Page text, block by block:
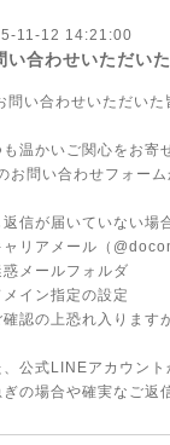
11-12 14:21:00
い合わせいただい
問い合わせいただいた
も温かいご関心をお寄
お問い合わせフォー
返信が届いていない場
ャリアメール（
惑メールフォルダ
メイン指定の設定
確認の上恐れ入ります
、公式LINEアカウン
ぎの場合や確実なご返